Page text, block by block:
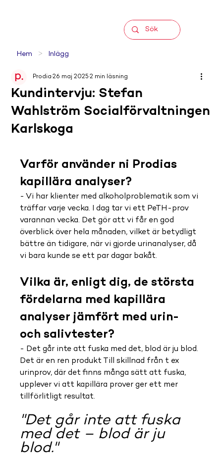
Hem > Inlägg
Kundintervju: Stefan
Wahlström Socialförvaltningen
Karlskoga
Prodia26 maj 20252 min läsning
Varför använder ni Prodias
kapillära analyser?
- Vi har klienter med alkoholproblematik som vi
träffar varje vecka. I dag tar vi ett PeTH-prov
varannan vecka. Det gör att vi får en god
överblick över hela månaden, vilket är betydligt
bättre än tidigare, när vi gjorde urinanalyser, då
vi bara kunde se ett par dagar bakåt.
Vilka är, enligt dig, de största
fördelarna med kapillära
analyser jämfört med urin-
och salivtester?
- Det går inte att fuska med det, blod är ju blod.
Det är en ren produkt Till skillnad från t ex
urinprov, där det finns många sätt att fuska,
upplever vi att kapillära prover ger ett mer
tillförlitligt resultat.
"Det går inte att fuska
med det – blod är ju
blod."